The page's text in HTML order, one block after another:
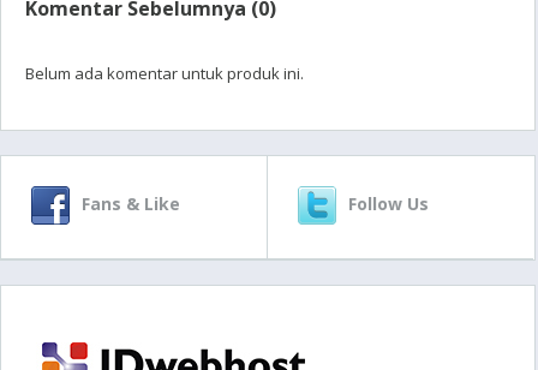
Komentar Sebelumnya (0)
Belum ada komentar untuk produk ini.
Fans & Like Follow Us